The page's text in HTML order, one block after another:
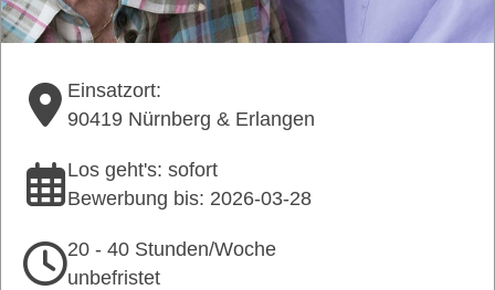
Einsatzort:
90419 Nürnberg & Erlangen
Los geht's: sofort
Bewerbung bis: 2026-03-28
20 - 40 Stunden/Woche
unbefristet